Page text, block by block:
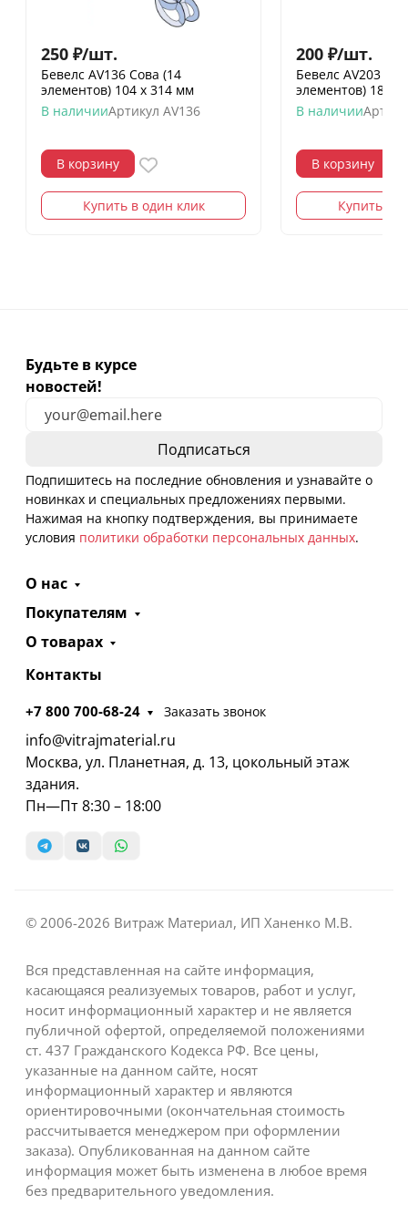
250 ₽/шт.
Бевелс AV136 Сова (14
элементов) 104 х 314 мм
В наличииАртикул AV136
В корзину
Купить в один клик
200 ₽/шт.
Бевелс AV203
элементов) 182
В наличии
В корзину
Купить в
Будьте в курсе
новостей!
Подпишитесь на последние обновления и узнавайте о
новинках и специальных предложениях первыми.
Нажимая на кнопку подтверждения, вы принимаете
условия политики обработки персональных данных.
О нас
Покупателям
О товарах
Контакты
+7 800 700-68-24 Заказать звонок
info@vitrajmaterial.ru
Москва, ул. Планетная, д. 13, цокольный этаж
здания.
Пн—Пт 8:30 – 18:00
© 2006-2026 Витраж Материал, ИП Ханенко М.В.
Вся представленная на сайте информация,
касающаяся реализуемых товаров, работ и услуг,
носит информационный характер и не является
публичной офертой, определяемой положениями
ст. 437 Гражданского Кодекса РФ. Все цены,
указанные на данном сайте, носят
информационный характер и являются
ориентировочными (окончательная стоимость
рассчитывается менеджером при оформлении
заказа). Опубликованная на данном сайте
информация может быть изменена в любое время
без предварительного уведомления.